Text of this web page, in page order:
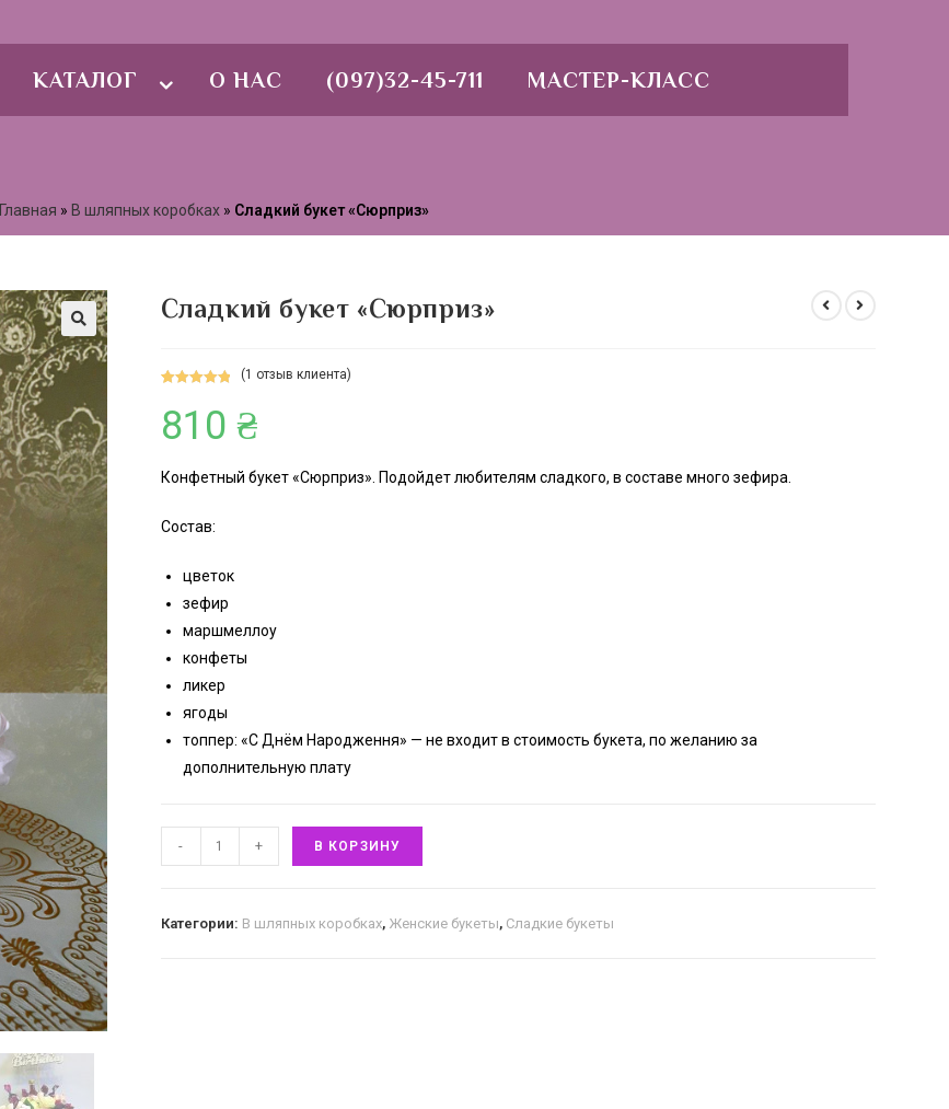
КАТАЛОГ О НАС (097)32-45-711 МАСТЕР-КЛАСС
Главная » В шляпных коробках» Сладкий букет «Сюрприз»
🔍
Сладкий букет «Сюрприз»
5.00 из 5 на
основе
пользовател
(1 отзыв клиента)
810 ₴
Конфетный букет «Сюрприз». Подойдет любителям сладкого, в составе много зефира.
Состав:
цветок
зефир
маршмеллоу
конфеты
ликер
ягоды
топпер: «C Днём Народження» — не входит в стоимость букета, по желанию за
дополнительную плату
- + В КОРЗИНУ
Категории: В шляпных коробках, Женские букеты, Сладкие букеты